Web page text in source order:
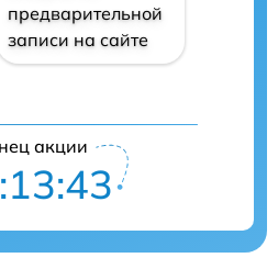
предварительной
записи на сайте
акции